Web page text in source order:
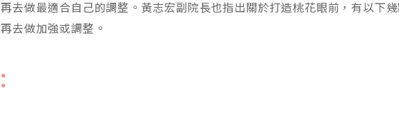
去做最適合自己的調整。黃志宏副院長也指出關於打造桃花眼前，有以下
去做加強或調整。